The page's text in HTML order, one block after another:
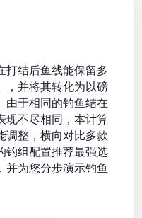
打结后鱼线能保留多
，并将其转化为以磅
由于相同的钓鱼结在
现不尽相同，本计算
调整，横向对比多款
钓组配置推荐最强选
并为您分步演示钓鱼